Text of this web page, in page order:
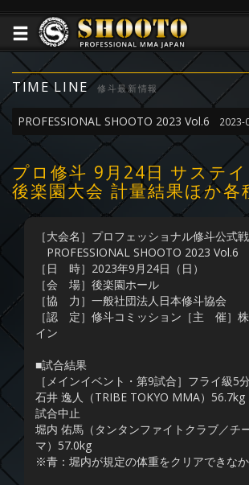
TIME LINE 修斗最新情報
PROFESSIONAL SHOOTO 2023 Vol.6 2023-
プロ修斗 9月24日 サステ
後楽園大会 計量結果ほか各
［大会名］プロフェッショナル修斗公式戦
PROFESSIONAL SHOOTO 2023 Vol.6
［日 時］2023年9月24日（日）
［会 場］後楽園ホール
［協 力］一般社団法人日本修斗協会
［認 定］修斗コミッション［主 催］
イン
■試合結果
［メインイベント・第9試合］フライ級5
石井 逸人（TRIBE TOKYO MMA）56.7kg
試合中止
堀内 佑馬（タンタンファイトクラブ／チ
マ）57.0kg
※青：堀内が規定の体重をクリアできなか